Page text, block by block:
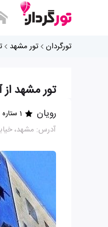
تورگردان تور مشهد
تور مشهد از
رویان 1 ستاره
آدرس: مشهد، خیابان امام